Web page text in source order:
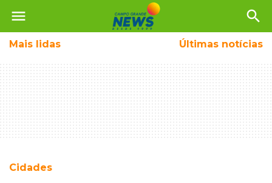
menu search
Mais lidas Últimas notícias
Cidades